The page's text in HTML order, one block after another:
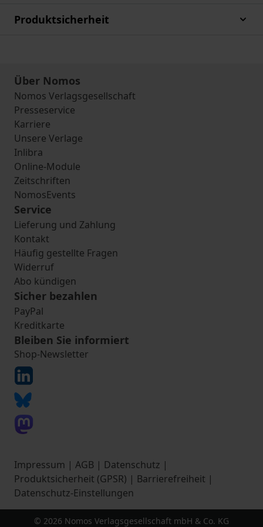
Produktsicherheit
Über Nomos
Nomos Verlagsgesellschaft
Presseservice
Karriere
Unsere Verlage
Inlibra
Online-Module
Zeitschriften
NomosEvents
Service
Lieferung und Zahlung
Kontakt
Häufig gestellte Fragen
Widerruf
Abo kündigen
Sicher bezahlen
PayPal
Kreditkarte
Bleiben Sie informiert
Shop-Newsletter
Impressum | AGB | Datenschutz |
Produktsicherheit (GPSR) | Barrierefreiheit |
Datenschutz-Einstellungen
© 2026 Nomos Verlagsgesellschaft mbH & Co. KG